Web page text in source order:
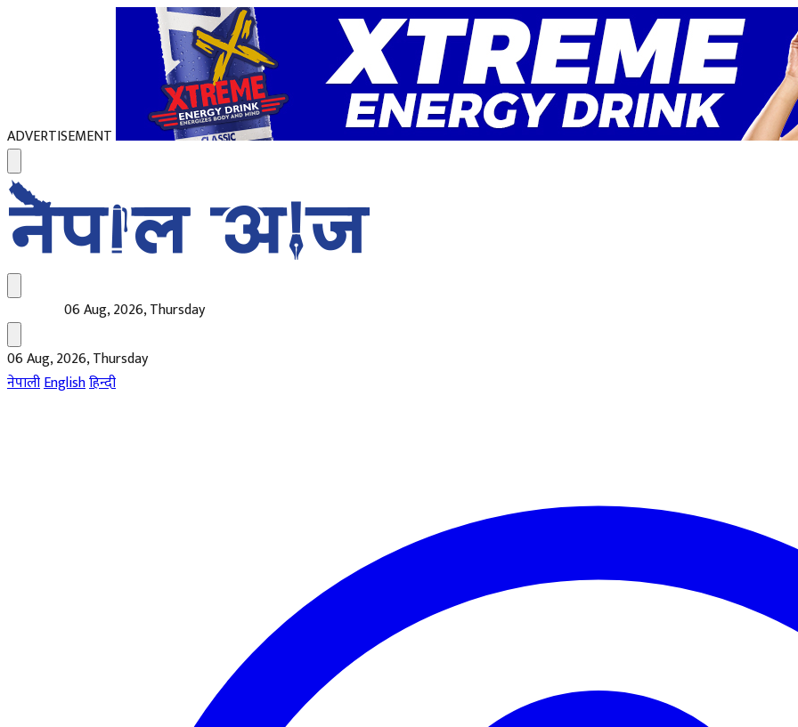
ADVERTISEMENT
06 Aug, 2026, Thursday
06 Aug, 2026, Thursday
नेपालीEnglishहिन्दी